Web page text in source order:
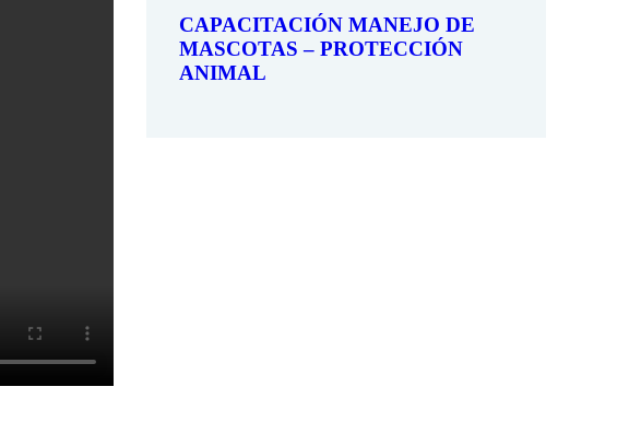
CAPACITACIÓN MANEJO DE
MASCOTAS – PROTECCIÓN
ANIMAL